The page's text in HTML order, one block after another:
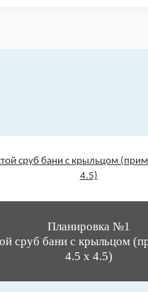
Планировка №1
сруб бани с крыльцом
4.5 х 4.5)